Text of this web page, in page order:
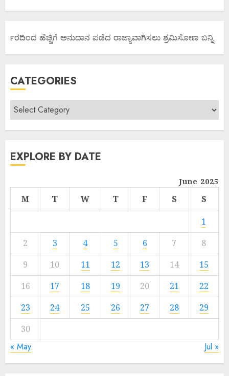
ಹೆಚ್ಚಿಗೆ ಅನುದಾನ ಪಡೆದ ರಾಜ್ಯಾವಾಗಿಸಲು ಶ್ರಮಿಸೋಣ ಬನ್ನಿ.
CATEGORIES
EXPLORE BY DATE
June 2025
M T W T F S
S
1
2
3 4 5 6 7
8
9
10 11 12 13 14
15
16
17 18 19 20 21
22
23
24 25 26 27 28
29
30
« May Jul »